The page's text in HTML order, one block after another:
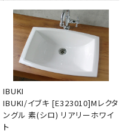
IBUKI
IBUKI/イブキ [E323010]Mレクタ
ングル 素(シロ) リアリーホワイ
ト